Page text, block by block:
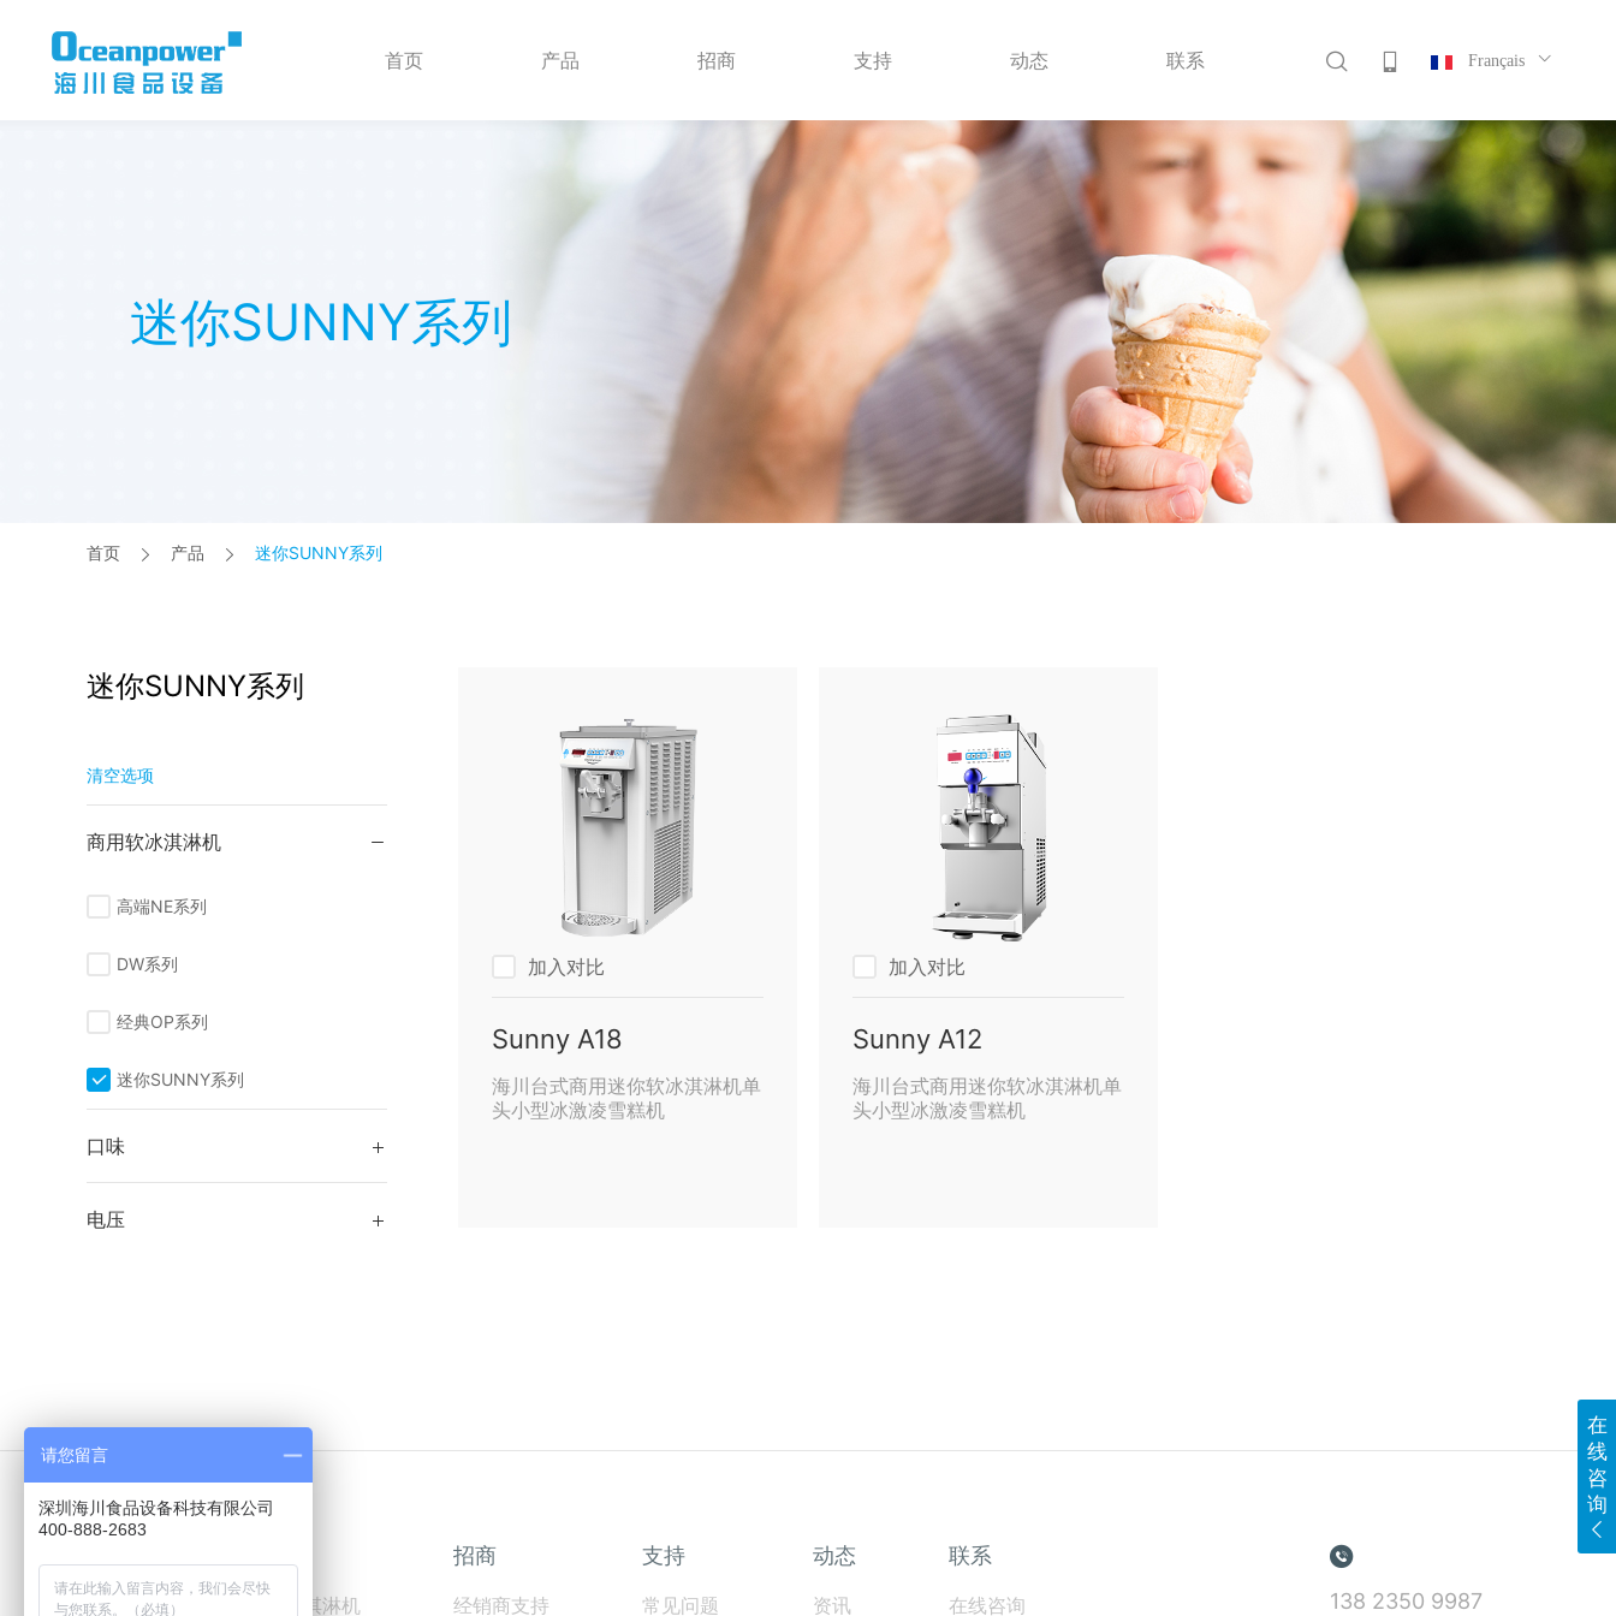
首页 产品 招商 支持 动态 联系 Français

迷你SUNNY系列
首页  产品  迷你SUNNY系列
迷你SUNNY系列
清空选项
商用软冰淇淋机 
高端NE系列
DW系列
经典OP系列
迷你SUNNY系列
口味 
电压 
加入对比
Sunny A18
头小型冰激凌雪糕机
加入对比
Sunny A12
头小型冰激凌雪糕机
关于海川 商用软冰淇淋机
招商
经销商支持
支持
常见问题
动态
资讯
联系
在线咨询 138 2350 9987
询

请您留言
400-888-2683